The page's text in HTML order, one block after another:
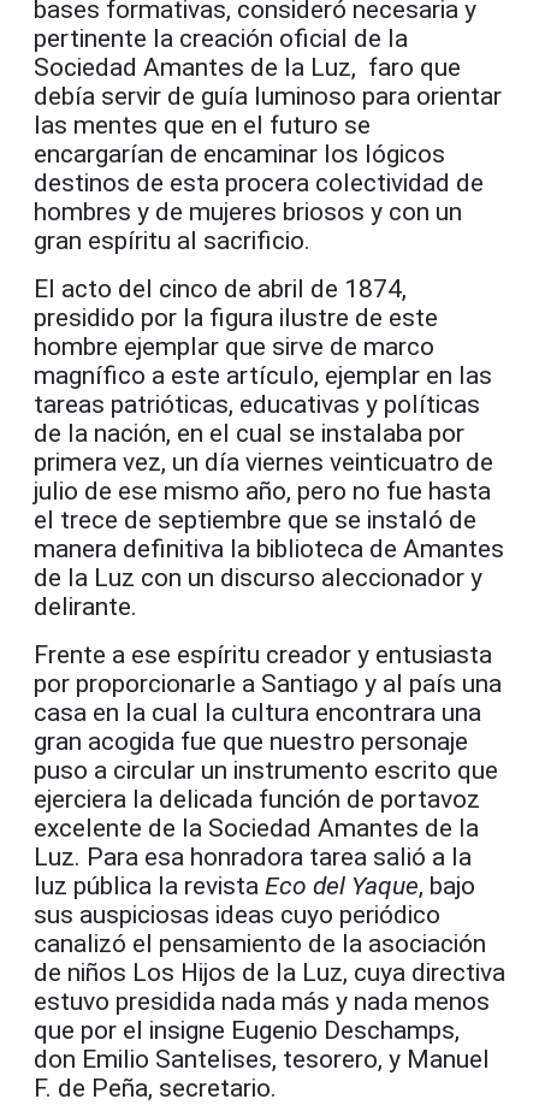
bases formativas, consideró necesaria y
pertinente la creación oficial de la
Sociedad Amantes de la Luz, faro que
debía servir de guía luminoso para orientar
las mentes que en el futuro se
encargarían de encaminar los lógicos
destinos de esta procera colectividad de
hombres y de mujeres briosos y con un
gran espíritu al sacrificio.
El acto del cinco de abril de 1874,
presidido por la figura ilustre de este
hombre ejemplar que sirve de marco
magnífico a este artículo, ejemplar en las
tareas patrióticas, educativas y políticas
de la nación, en el cual se instalaba por
primera vez, un día viernes veinticuatro de
julio de ese mismo año, pero no fue hasta
el trece de septiembre que se instaló de
manera definitiva la biblioteca de Amantes
de la Luz con un discurso aleccionador y
delirante.
Frente a ese espíritu creador y entusiasta
por proporcionarle a Santiago y al país una
casa en la cual la cultura encontrara una
gran acogida fue que nuestro personaje
puso a circular un instrumento escrito que
ejerciera la delicada función de portavoz
excelente de la Sociedad Amantes de la
Luz. Para esa honradora tarea salió a la
luz pública la revista Eco del Yaque, bajo
sus auspiciosas ideas cuyo periódico
canalizó el pensamiento de la asociación
de niños Los Hijos de la Luz, cuya directiva
estuvo presidida nada más y nada menos
que por el insigne Eugenio Deschamps,
don Emilio Santelises, tesorero, y Manuel
F. de Peña, secretario.